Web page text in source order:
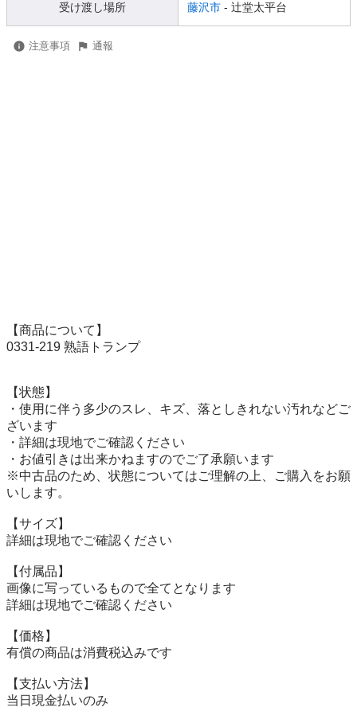
受け渡し場所 藤沢市 - 辻堂太平台
注意事項 通報
【商品について】
0331-219 熟語トランプ
【状態】
・使用に伴う多少のスレ、キズ、落としきれない汚れなどご
ざいます
・詳細は現地でご確認ください
・お値引きは出来かねますのでご了承願います
※中古品のため、状態についてはご理解の上、ご購入をお願
いします。
【サイズ】
詳細は現地でご確認ください
【付属品】
画像に写っているもので全てとなります
詳細は現地でご確認ください
【価格】
有償の商品は消費税込みです
【⽀払い⽅法】
当⽇現⾦払いのみ